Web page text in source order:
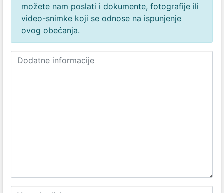
možete nam poslati i dokumente, fotografije ili
video-snimke koji se odnose na ispunjenje
ovog obećanja.